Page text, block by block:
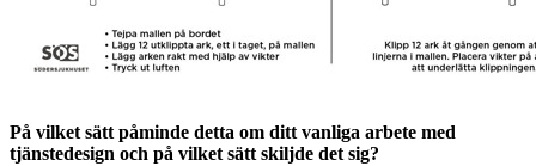
På vilket sätt påminde detta om ditt vanliga arbete med
tjänstedesign och på vilket sätt skiljde det sig?